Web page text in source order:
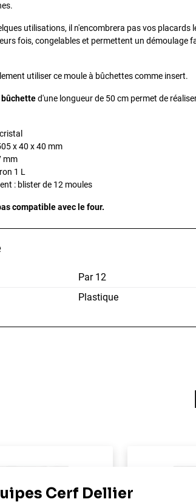
utilisations, il n'encombrera pas vos placards
fois, congelables et permettent un démoulage
utiliser ce moule à bûchettes comme insert.
d'une longueur de 50 cm permet de
x 40 x 40 mm
mm
1 L
: blister de 12 moules
compatible avec le four.
Par 12
Plastique